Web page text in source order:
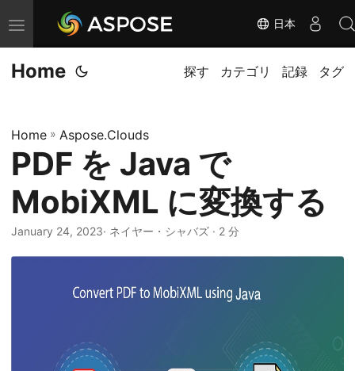
ナ
ビ
ゲ
ョ
ン
切
り
日本
Home 探す カテゴリ 記録 タグ
Home » Aspose.Clouds
PDF を Java で
MobiXML に変換する
January 24, 2023· ネイヤー・シャバズ · 2 分